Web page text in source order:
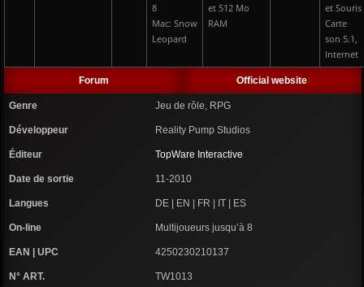
8
Mac: Snow
Leopard
et 512 Mo
RAM
et Souris
Carte
son 5.1,
Internet
Forum Official website
Genre Jeu de rôle, RPG
Développeur Reality Pump Studios
Éditeur TopWare Interactive
Date de sortie 11-2010
Langues DE | EN | FR | IT | ES
On-line Multijoueurs jusqu’à 8
EAN | UPC 4250230210137
N° ART. TW1013